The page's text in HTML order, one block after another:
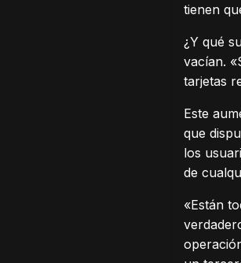
tienen
¿Y qué
vacían.
tarjetas
Este
que
los
de
«Están